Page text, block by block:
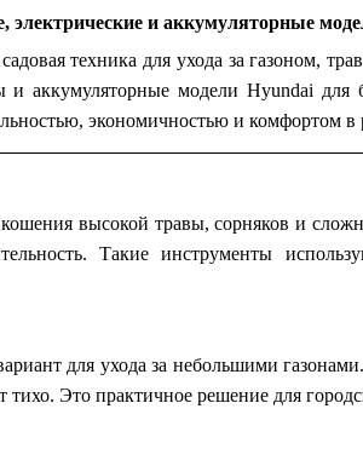
и аккумуляторные
техника для ухода за газоном,
аккумуляторные модели Hyundai для
экономичностью и комфортом в
высокой травы, сорняков и
Такие инструменты
для ухода за небольшими
Это практичное решение для